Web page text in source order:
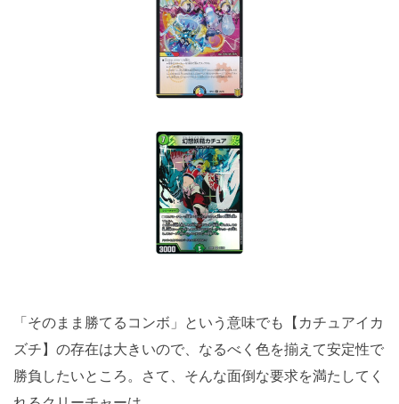
「そのまま勝てるコンボ」という意味でも【カチュアイカ
ズチ】の存在は大きいので、なるべく色を揃えて安定性で
勝負したいところ。さて、そんな面倒な要求を満たしてく